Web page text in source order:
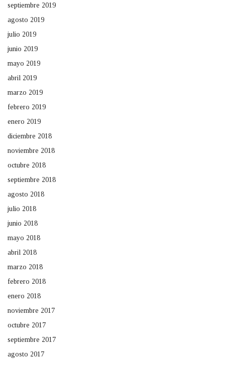
septiembre 2019
agosto 2019
julio 2019
junio 2019
mayo 2019
abril 2019
marzo 2019
febrero 2019
enero 2019
diciembre 2018
noviembre 2018
octubre 2018
septiembre 2018
agosto 2018
julio 2018
junio 2018
mayo 2018
abril 2018
marzo 2018
febrero 2018
enero 2018
noviembre 2017
octubre 2017
septiembre 2017
agosto 2017